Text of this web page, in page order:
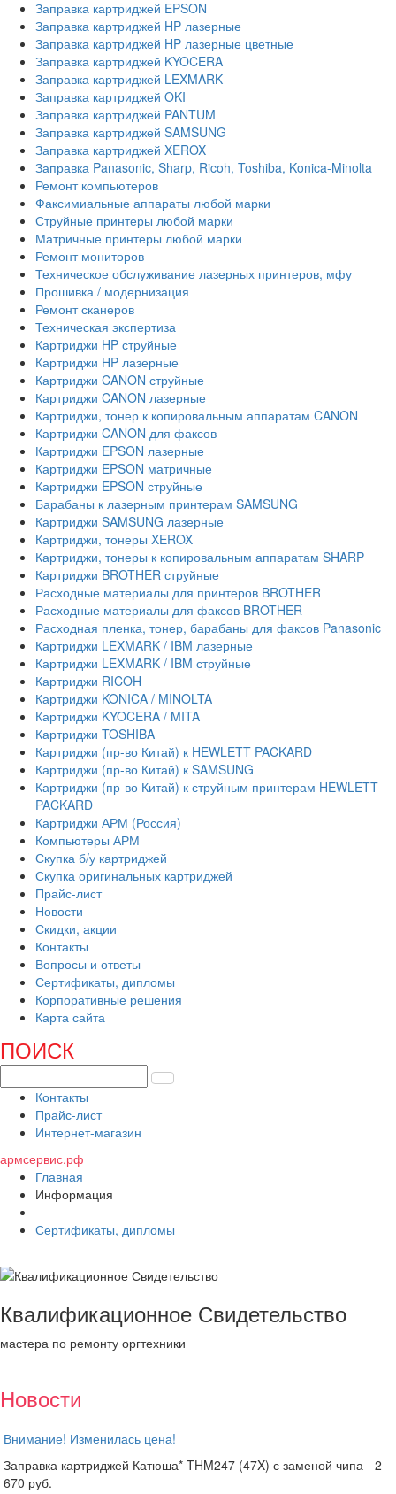
Заправка картриджей EPSON
Заправка картриджей HP лазерные
Заправка картриджей HP лазерные цветные
Заправка картриджей KYOCERA
Заправка картриджей LEXMARK
Заправка картриджей OKI
Заправка картриджей PANTUM
Заправка картриджей SAMSUNG
Заправка картриджей XEROX
Заправка Panasonic, Sharp, Ricoh, Toshiba, Konica-Minolta
Ремонт компьютеров
Факсимиальные аппараты любой марки
Струйные принтеры любой марки
Матричные принтеры любой марки
Ремонт мониторов
Техническое обслуживание лазерных принтеров, мфу
Прошивка / модернизация
Ремонт сканеров
Техническая экспертиза
Картриджи HP струйные
Картриджи HP лазерные
Картриджи CANON струйные
Картриджи CANON лазерные
Картриджи, тонер к копировальным аппаратам CANON
Картриджи CANON для факсов
Картриджи EPSON лазерные
Картриджи EPSON матричные
Картриджи EPSON струйные
Барабаны к лазерным принтерам SAMSUNG
Картриджи SAMSUNG лазерные
Картриджи, тонеры XEROX
Картриджи, тонеры к копировальным аппаратам SHARP
Картриджи BROTHER струйные
Расходные материалы для принтеров BROTHER
Расходные материалы для факсов BROTHER
Расходная пленка, тонер, барабаны для факсов Panasonic
Картриджи LEXMARK / IBM лазерные
Картриджи LEXMARK / IBM струйные
Картриджи RICOH
Картриджи KONICA / MINOLTA
Картриджи KYOCERA / MITA
Картриджи TOSHIBA
Картриджи (пр-во Китай) к HEWLETT PACKARD
Картриджи (пр-во Китай) к SAMSUNG
Картриджи (пр-во Китай) к струйным принтерам HEWLETT
PACKARD
Картриджи АРМ (Россия)
Компьютеры АРМ
Скупка б/у картриджей
Скупка оригинальных картриджей
Прайс-лист
Новости
Скидки, акции
Контакты
Вопросы и ответы
Сертификаты, дипломы
Корпоративные решения
Карта сайта
ПОИСК
Контакты
Прайс-лист
Интернет-магазин
армсервис.рф
Главная
Информация
Сертификаты, дипломы
Квалификационное Свидетельство
мастера по ремонту оргтехники
Новости
Внимание! Изменилась цена!
Заправка картриджей Катюша* THM247 (47X) с заменой чипа - 2
670 руб.